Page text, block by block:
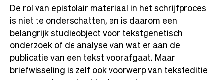
De rol van epistolair materiaal in het schrijfproces
is niet te onderschatten, en is daarom een
belangrijk studieobject voor tekstgenetisch
onderzoek of de analyse van wat er aan de
publicatie van een tekst voorafgaat. Maar
briefwisseling is zelf ook voorwerp van teksteditie